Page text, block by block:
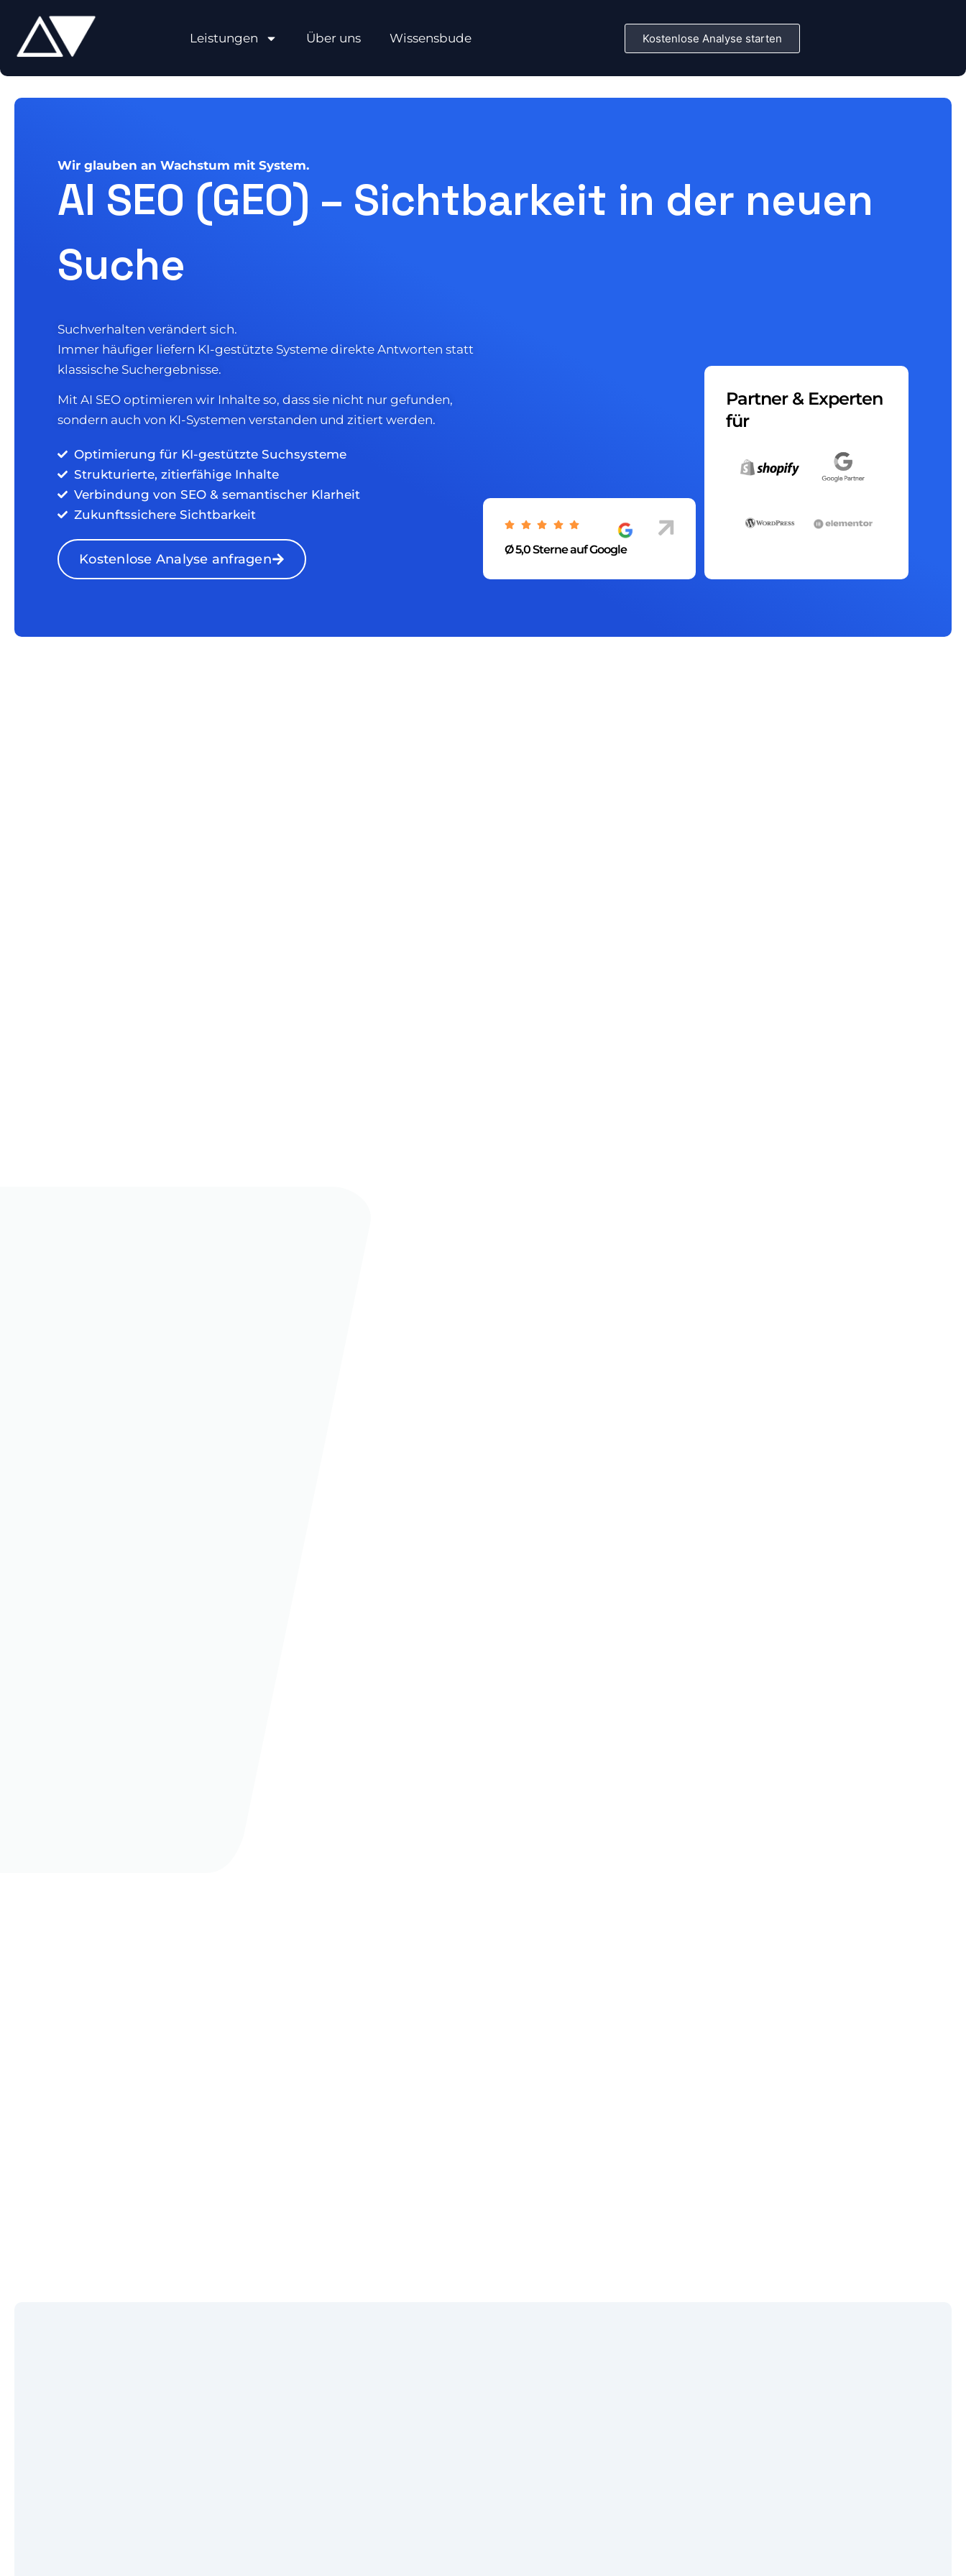
Leistungen Über uns Wissensbude Kostenlose Analyse starten
Wir glauben an Wachstum mit System.
AI SEO (GEO) – Sichtbarkeit in der neuen
Suche
Suchverhalten verändert sich.
Immer häufiger liefern KI-gestützte Systeme direkte Antworten statt
klassische Suchergebnisse.
Mit AI SEO optimieren wir Inhalte so, dass sie nicht nur gefunden,
sondern auch von KI-Systemen verstanden und zitiert werden.
Optimierung für KI-gestützte Suchsysteme
Strukturierte, zitierfähige Inhalte
Verbindung von SEO & semantischer Klarheit
Zukunftssichere Sichtbarkeit
Kostenlose Analyse anfragen
Ø 5,0 Sterne auf Google
Partner & Experten
für